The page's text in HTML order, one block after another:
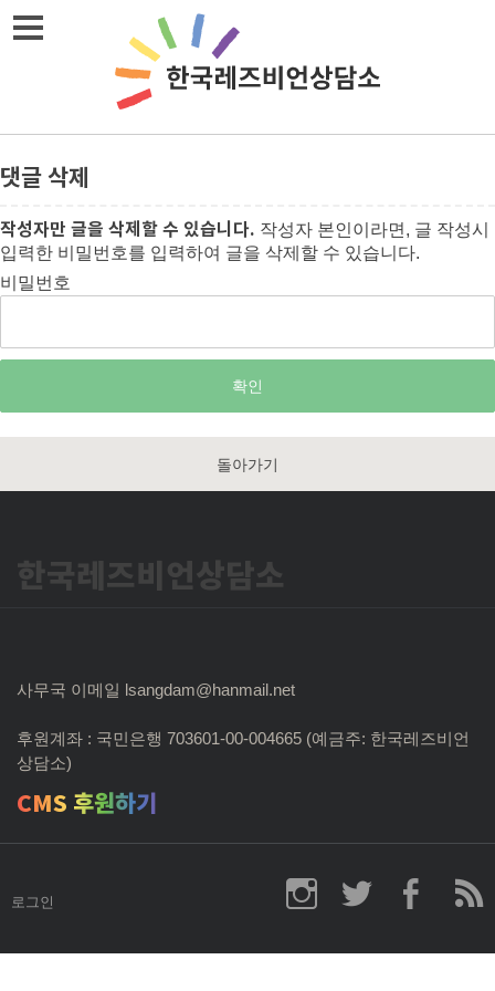
댓글 삭제
작성자만 글을 삭제할 수 있습니다. 작성자 본인이라면, 글 작성시
입력한 비밀번호를 입력하여 글을 삭제할 수 있습니다.
비밀번호
돌아가기
한국레즈비언상담소
사무국 이메일 lsangdam@hanmail.net
후원계좌 : 국민은행 703601-00-004665 (예금주: 한국레즈비언
상담소)
CMS 후원하기
로그인